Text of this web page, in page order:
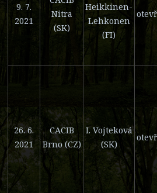
9. 7.
2021
Nitra
(SK)
Heikkinen-
Lehkonen
(FI)
26. 6.
2021
CACIB
Brno (CZ)
I. Vojteková
(SK)